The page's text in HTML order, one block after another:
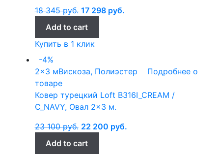
18 345руб. 17 298 руб.
Add to cart
Купить в 1 клик
-4%
2x3 мВискоза, Полиэстер
Подробнее о
товаре
Ковер турецкий Loft B316I_CREAM /
C_NAVY, Овал 2×3 м.
23 100руб. 22 200 руб.
Add to cart